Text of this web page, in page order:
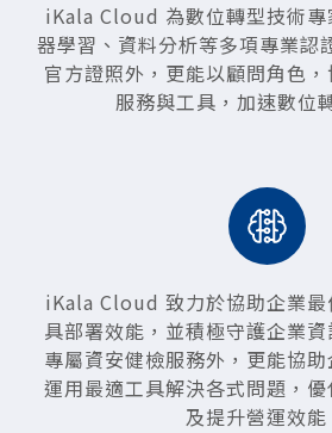
iKala Cloud 為數位轉型技術專
器學習、資料分析等多項專業認
官方證照外，更能以顧問角色
服務與工具，加速數位
iKala Cloud 致力於協助企業最
具部署效能，並積極守護企業
專屬資安健檢服務外，更能協
運用最適工具解決各式問題，
及提升營運效能